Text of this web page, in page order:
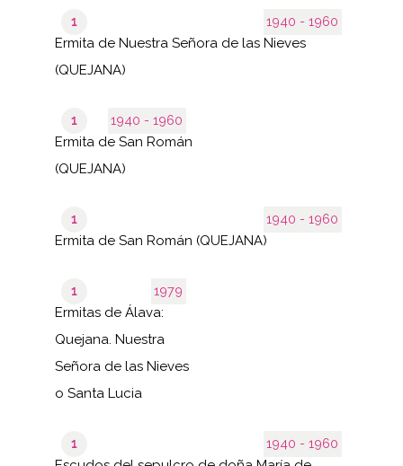
1940 - 1960
1
Ermita de Nuestra Señora de las Nieves
(QUEJANA)
1940 - 1960
1
Ermita de San Román
(QUEJANA)
1940 - 1960
1
Ermita de San Román (QUEJANA)
1979
1
Ermitas de Álava:
Quejana. Nuestra
Señora de las Nieves
o Santa Lucia
1940 - 1960
1